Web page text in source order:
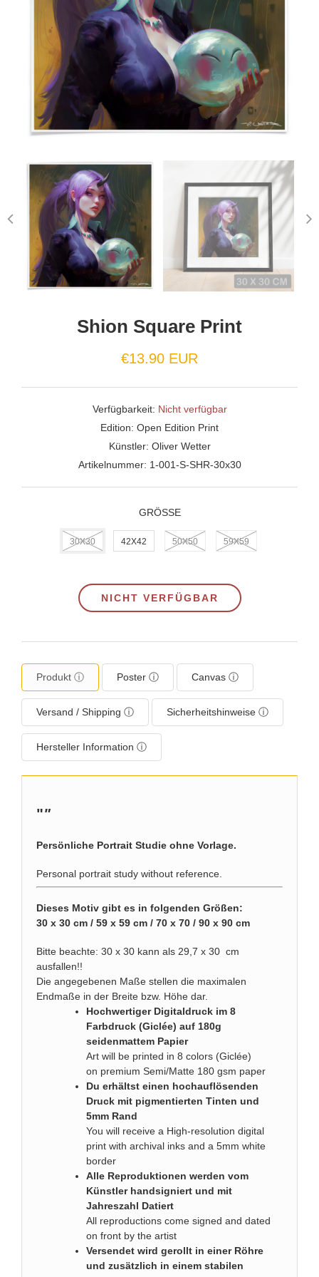
Shion Square Print
€13.90 EUR
Verfügbarkeit: Nicht verfügbar
Edition: Open Edition Print
Künstler: Oliver Wetter
Artikelnummer: 1-001-S-SHR-30x30
GRÖSSE
30X30 42X42 50X50 59X59
NICHT VERFÜGBAR
Produkt ⓘ Poster ⓘ Canvas ⓘ
Versand / Shipping ⓘ Sicherheitshinweise ⓘ
Hersteller Information ⓘ
""
Persönliche Portrait Studie ohne Vorlage.
Personal portrait study without reference.
Dieses Motiv gibt es in folgenden Größen:
30 x 30 cm / 59 x 59 cm / 70 x 70 / 90 x 90 cm
Bitte beachte: 30 x 30 kann als 29,7 x 30 cm
ausfallen!!
Die angegebenen Maße stellen die maximalen
Endmaße in der Breite bzw. Höhe dar.
Hochwertiger Digitaldruck im 8
Farbdruck (Giclée) auf 180g
seidenmattem Papier
Art will be printed in 8 colors (Giclée)
on premium Semi/Matte 180 gsm paper
Du erhältst einen hochauflösenden
Druck mit pigmentierten Tinten und
5mm Rand
You will receive a High-resolution digital
print with archival inks and a 5mm white
border
Alle Reproduktionen werden vom
Künstler handsigniert und mit
Jahreszahl Datiert
All reproductions come signed and dated
on front by the artist
Versendet wird gerollt in einer Röhre
und zusätzlich in einem stabilen